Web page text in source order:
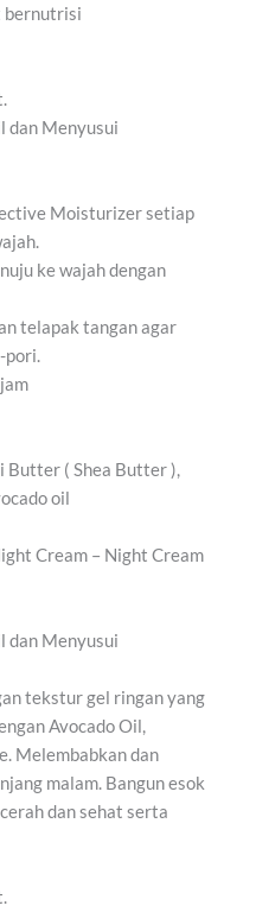
bernutrisi
dan Menyusui
Moisturizer setiap
ke wajah dengan
telapak tangan agar
( Shea Butter ),
oil
Cream – Night Cream
dan Menyusui
tekstur gel ringan yang
Avocado Oil,
Melembabkan dan
malam. Bangun esok
dan sehat serta